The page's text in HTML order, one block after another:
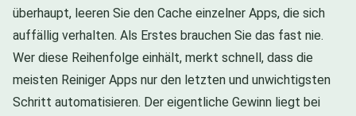
überhaupt, leeren Sie den Cache einzelner Apps, die sich
auffällig verhalten. Als Erstes brauchen Sie das fast nie.
Wer diese Reihenfolge einhält, merkt schnell, dass die
meisten Reiniger Apps nur den letzten und unwichtigsten
Schritt automatisieren. Der eigentliche Gewinn liegt bei